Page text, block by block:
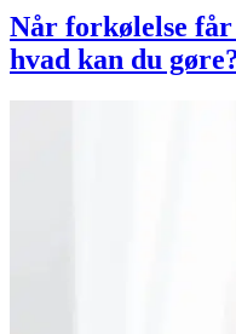
Når forkølelse
hvad kan du